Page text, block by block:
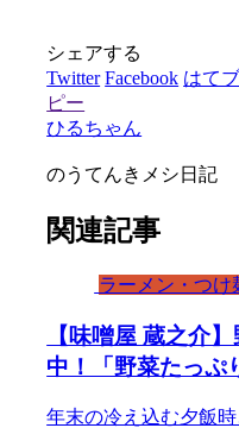
シェアする
Twitter Facebook はてブ
ピー
ひるちゃん
のうてんきメシ日記
関連記事
ラーメン・つけ
【味噌屋 蔵之介
中！「野菜たっぷ
年末の冷え込む夕飯